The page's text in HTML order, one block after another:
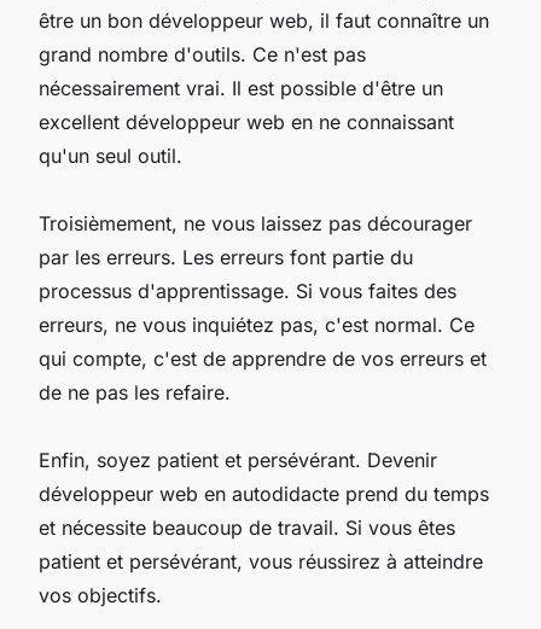
être un bon développeur web, il faut connaître un
grand nombre d'outils. Ce n'est pas
nécessairement vrai. Il est possible d'être un
excellent développeur web en ne connaissant
qu'un seul outil.
Troisièmement, ne vous laissez pas décourager
par les erreurs. Les erreurs font partie du
processus d'apprentissage. Si vous faites des
erreurs, ne vous inquiétez pas, c'est normal. Ce
qui compte, c'est de apprendre de vos erreurs et
de ne pas les refaire.
Enfin, soyez patient et persévérant. Devenir
développeur web en autodidacte prend du temps
et nécessite beaucoup de travail. Si vous êtes
patient et persévérant, vous réussirez à atteindre
vos objectifs.